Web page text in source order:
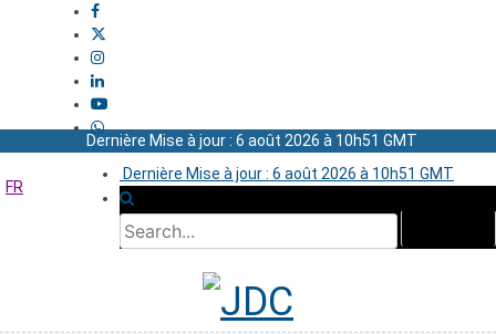
Dernière Mise à jour : 6 août 2026 à 10h51 GMT
Dernière Mise à jour : 6 août 2026 à 10h51 GMT
FR